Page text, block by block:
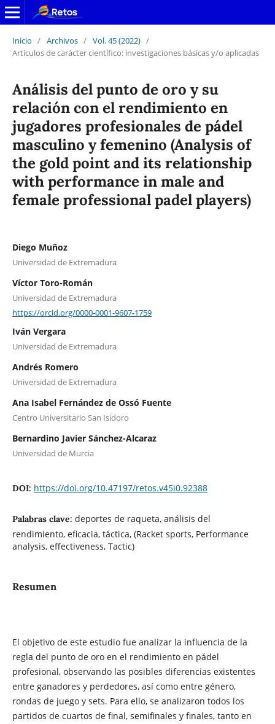
Inicio / Archivos / Vol. 45 (2022) /
Artículos de carácter científico: investigaciones básicas y/o aplicadas
Análisis del punto de oro y su
relación con el rendimiento en
jugadores profesionales de pádel
masculino y femenino (Analysis of
the gold point and its relationship
with performance in male and
female professional padel players)
Diego Muñoz
Universidad de Extremadura
Víctor Toro-Román
Universidad de Extremadura
https://orcid.org/0000-0001-9607-1759
Iván Vergara
Universidad de Extremadura
Andrés Romero
Universidad de Extremadura
Ana Isabel Fernández de Ossó Fuente
Centro Universitario San Isidoro
Bernardino Javier Sánchez-Alcaraz
Universidad de Murcia
DOI: https://doi.org/10.47197/retos.v45i0.92388
Palabras clave: deportes de raqueta, análisis del
rendimiento, eficacia, táctica, (Racket sports, Performance
analysis, effectiveness, Tactic)
Resumen
El objetivo de este estudio fue analizar la influencia de la
regla del punto de oro en el rendimiento en pádel
profesional, observando las posibles diferencias existentes
entre ganadores y perdedores, así como entre género,
rondas de juego y sets. Para ello, se analizaron todos los
partidos de cuartos de final, semifinales y finales, tanto en